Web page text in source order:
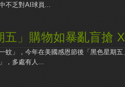
不乏對AI球員...
五」購物如暴亂盲搶
蚊」，今年在美國感恩節後「黑色星期
，多處有人...